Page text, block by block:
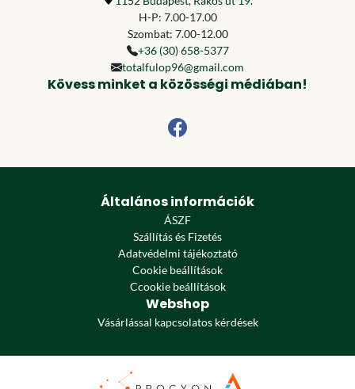
H-P: 7.00-17.00
Szombat: 7.00-12.00
+36 (30) 658-5377
totalfulop96@gmail.com
Kövess minket a közösségi médiában!
Általános információk
ÁSZF
Szállítás és Fizetés
Adatvédelmi tájékoztató
Cookie beállítások
Ccookie beállítások
Webshop
Vásárlással kapcsolatos kérdések